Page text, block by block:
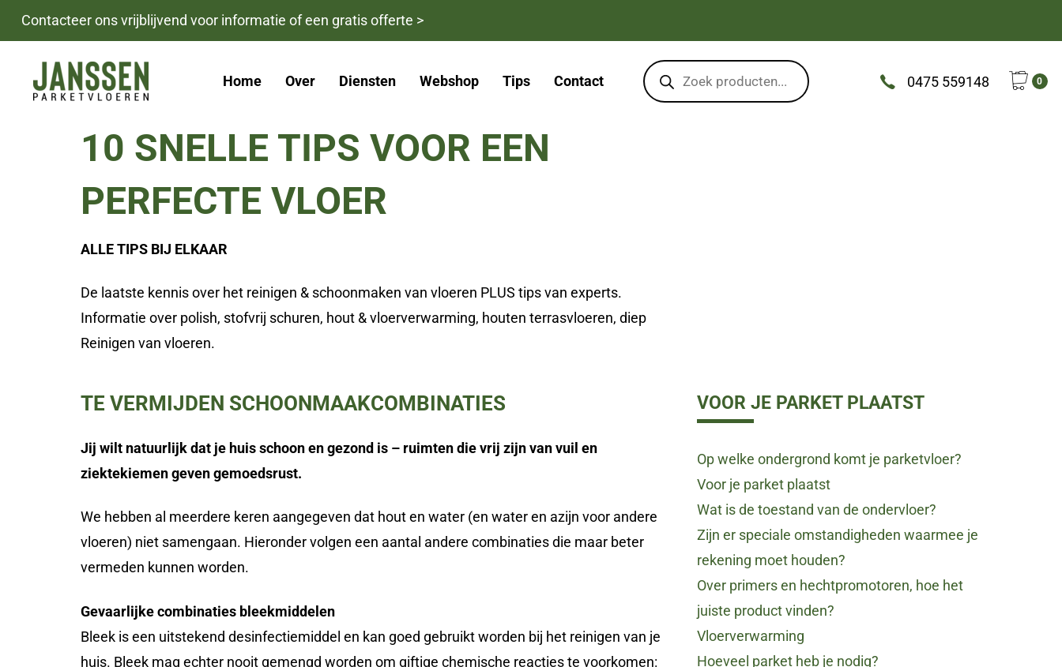
Skip
Skip
primary
navigation
Contacteer ons vrijblijvend voor informatie of een gratis offerte >
Home Over Diensten Webshop Tips Contact
Products
search
0475 559148 0
10 SNELLE TIPS VOOR EEN
PERFECTE VLOER
ALLE TIPS BIJ ELKAAR
De laatste kennis over het reinigen & schoonmaken van vloeren PLUS tips van experts.
Informatie over polish, stofvrij schuren, hout & vloerverwarming, houten terrasvloeren, diep
Reinigen van vloeren.
TE VERMIJDEN SCHOONMAAKCOMBINATIES
Jij wilt natuurlijk dat je huis schoon en gezond is – ruimten die vrij zijn van vuil en
ziektekiemen geven gemoedsrust.
We hebben al meerdere keren aangegeven dat hout en water (en water en azijn voor andere
vloeren) niet samengaan. Hieronder volgen een aantal andere combinaties die maar beter
vermeden kunnen worden.
Gevaarlijke combinaties bleekmiddelen
Bleek is een uitstekend desinfectiemiddel en kan goed gebruikt worden bij het reinigen van je
huis. Bleek mag echter nooit gemengd worden om giftige chemische reacties te voorkomen:
VOOR JE PARKET PLAATST
Op welke ondergrond komt je parketvloer?
Voor je parket plaatst
Wat is de toestand van de ondervloer?
Zijn er speciale omstandigheden waarmee je
rekening moet houden?
Over primers en hechtpromotoren, hoe het
juiste product vinden?
Vloerverwarming
Hoeveel parket heb je nodig?